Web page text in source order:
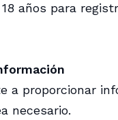
años para
a proporcionar
necesario.